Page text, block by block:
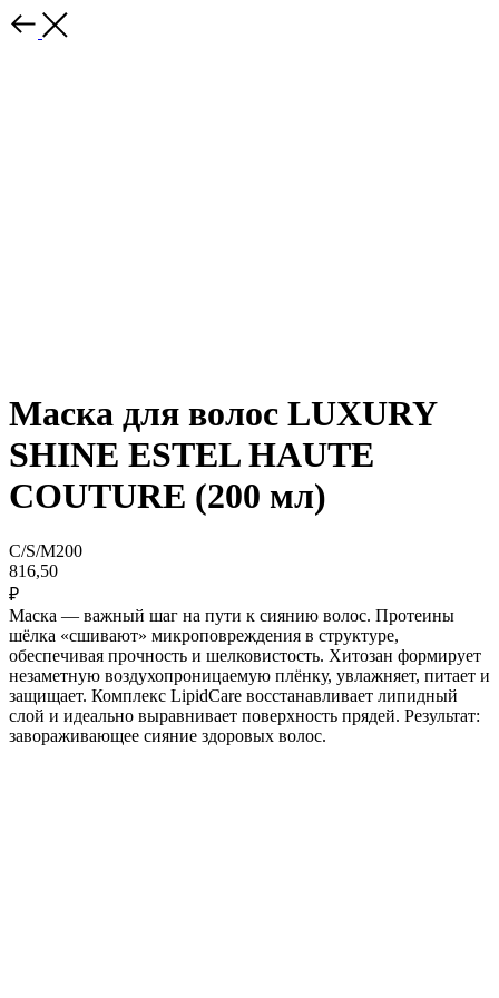
Маска для волос LUXURY
SHINE ESTEL HAUTE
COUTURE (200 мл)
C/S/M200
816,50
₽
Маска — важный шаг на пути к сиянию волос. Протеины
шёлка «сшивают» микроповреждения в структуре,
обеспечивая прочность и шелковистость. Хитозан формирует
незаметную воздухопроницаемую плёнку, увлажняет, питает и
защищает. Комплекс LipidCare восстанавливает липидный
слой и идеально выравнивает поверхность прядей. Результат:
завораживающее сияние здоровых волос.